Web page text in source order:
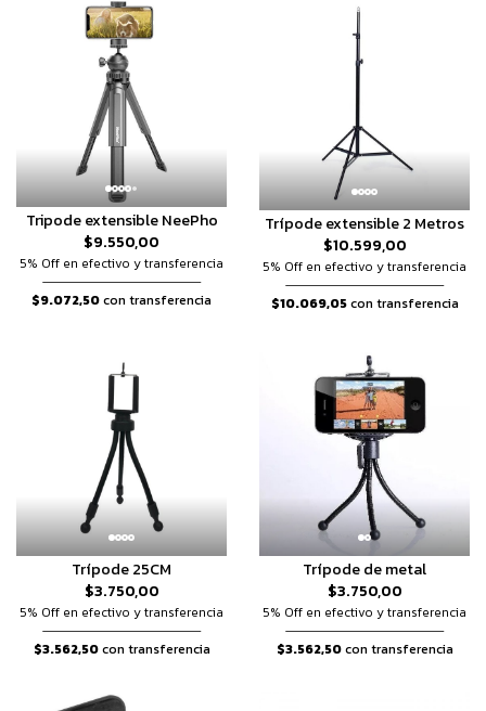
Tripode extensible NeePho
$9.550,00
5% Off en efectivo y transferencia
$9.072,50con transferencia
Trípode extensible 2 Metros
$10.599,00
5% Off en efectivo y transferencia
$10.069,05con transferencia
Trípode 25CM
$3.750,00
5% Off en efectivo y transferencia
$3.562,50con transferencia
Trípode de metal
$3.750,00
5% Off en efectivo y transferencia
$3.562,50con transferencia